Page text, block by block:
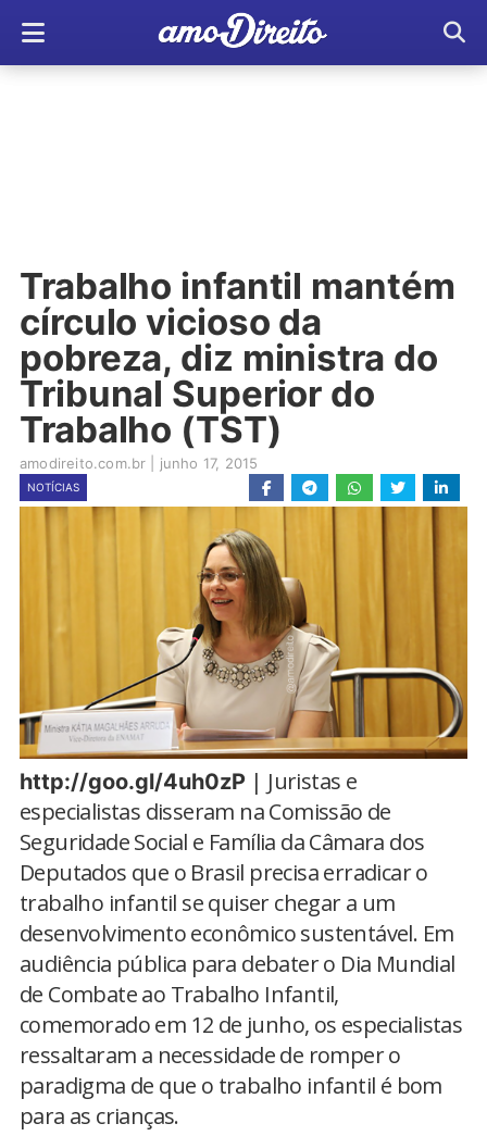
Trabalho infantil mantém
círculo vicioso da
pobreza, diz ministra do
Tribunal Superior do
Trabalho (TST)
amodireito.com.br junho 17, 2015
NOTÍCIAS
http://goo.gl/4uh0zP | Juristas e
especialistas disseram na Comissão de
Seguridade Social e Família da Câmara dos
Deputados que o Brasil precisa erradicar o
trabalho infantil se quiser chegar a um
desenvolvimento econômico sustentável. Em
audiência pública para debater o Dia Mundial
de Combate ao Trabalho Infantil,
comemorado em 12 de junho, os especialistas
ressaltaram a necessidade de romper o
paradigma de que o trabalho infantil é bom
para as crianças.